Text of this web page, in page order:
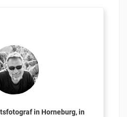
in Horneburg, in